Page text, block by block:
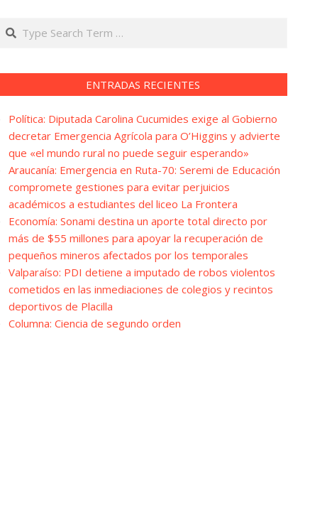
Search
ENTRADAS RECIENTES
Política: Diputada Carolina Cucumides exige al Gobierno
decretar Emergencia Agrícola para O’Higgins y advierte
que «el mundo rural no puede seguir esperando»
Araucanía: Emergencia en Ruta-70: Seremi de Educación
compromete gestiones para evitar perjuicios
académicos a estudiantes del liceo La Frontera
Economía: Sonami destina un aporte total directo por
más de $55 millones para apoyar la recuperación de
pequeños mineros afectados por los temporales
Valparaíso: PDI detiene a imputado de robos violentos
cometidos en las inmediaciones de colegios y recintos
deportivos de Placilla
Columna: Ciencia de segundo orden